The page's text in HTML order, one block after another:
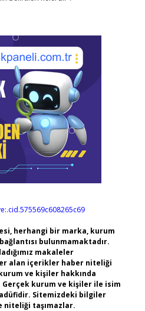
herhangi bir marka, kurum
bulunmamaktadır.
makaleler
alan içerikler haber niteliği
ve kişiler hakkında
Gerçek kurum ve kişiler ile isim
Sitemizdeki bilgiler
niteliği taşımazlar.